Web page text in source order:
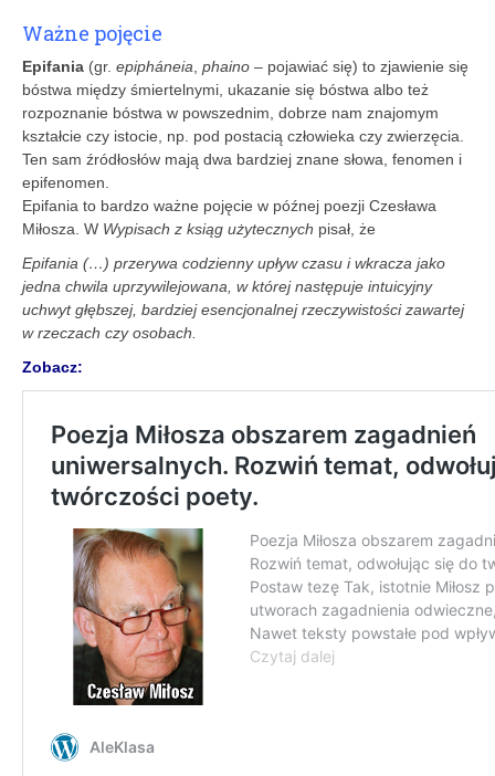
Ważne pojęcie
Epifania (gr. epipháneia phaino – pojawiać się) to zjawienie się
bóstwa między śmiertelnymi, ukazanie się bóstwa albo też
rozpoznanie bóstwa w powszednim, dobrze nam znajomym
kształcie czy istocie, np. pod postacią człowieka czy zwierzęcia.
Ten sam źródłosłów mają dwa bardziej znane słowa, fenomen i
epifenomen.
Epifania to bardzo ważne pojęcie w późnej poezji Czesława
Miłosza. W Wypisach z ksiąg użytecznych pisał, że
Epifania (…) przerywa codzienny upływ czasu i wkracza jako
jedna chwila uprzywilejowana, w której następuje intuicyjny
uchwyt głębszej, bardziej esencjonalnej rzeczywistości zawartej
w rzeczach czy osobach.
Zobacz: